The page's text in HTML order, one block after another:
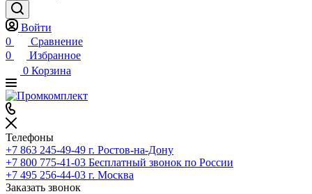
Войти
0
Сравнение
0
Избранное
0 Корзина
Телефоны
+7 863 245-49-49 г. Ростов-на-Дону
+7 800 775-41-03 Бесплатный звонок по России
+7 495 256-44-03 г. Москва
Заказать звонок